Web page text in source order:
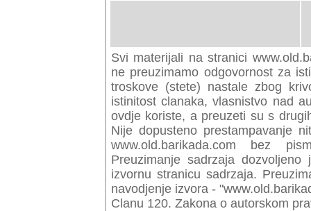
Svi materijali na stranici
preuzimamo odgovornost za
troskove (stete) nastale zbog
istinitost clanaka, vlasnistvo nad
ovdje koriste, a preuzeti su s
Nije dopusteno prestampavanje
www.old.barikada.com bez
Preuzimanje sadrzaja
izvornu stranicu sadrzaja.
navodjenje izvora -
Clanu 120. Zakona o autorskom